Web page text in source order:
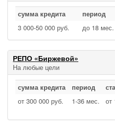
сумма кредита период
3 000‑50 000 руб.
до 18 мес.
РЕПО «Биржевой»
На любые цели
сумма кредита период
от 300 000 руб.
1‑36 мес. от